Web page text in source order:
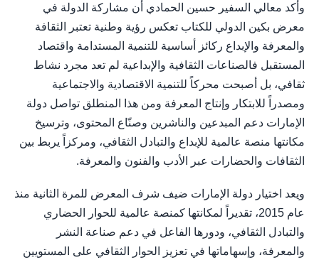
وأكد معالي السفير حسين الحمادي أن مشاركة الدولة في
معرض بكين الدولي للكتاب تعكس رؤية وطنية تعتبر الثقافة
والمعرفة والإبداع ركائز أساسية للتنمية المستدامة واقتصاد
المستقبل فالصناعات الثقافية والإبداعية لم تعد مجرد نشاط
ثقافي، بل أصبحت محركاً للتنمية الاقتصادية والاجتماعية
ومصدراً للابتكار وإنتاج المعرفة ومن هذا المنطلق تواصل دولة
الإمارات دعم المبدعين والناشرين وصنّاع المحتوى، وترسيخ
مكانتها منصة عالمية للإبداع والتبادل الثقافي، ومركزاً يربط بين
الثقافات والحضارات عبر الأدب والفنون والمعرفة.
ويعد اختيار دولة الإمارات ضيف شرف المعرض للمرة الثانية منذ
عام 2015، تقديراً لمكانتها كمنصة عالمية للحوار الحضاري
والتبادل الثقافي، ودورها الفاعل في دعم صناعة النشر
والمعرفة، وإسهاماتها في تعزيز الحوار الثقافي على المستويين